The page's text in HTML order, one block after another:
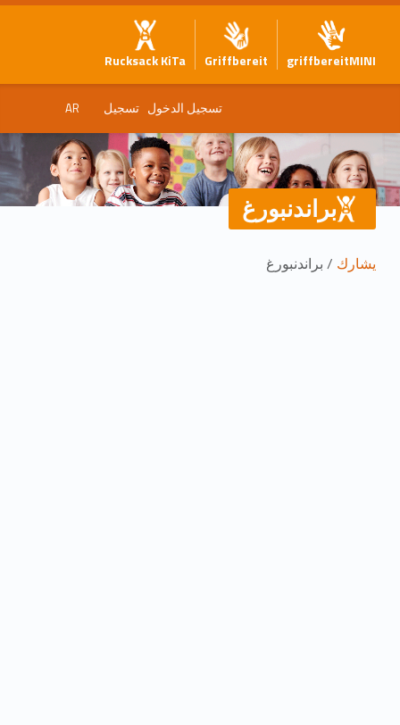
griffbereitMINI
Griffbereit
Rucksack KiTa
تسجيل الدخول تسجيل AR
براندنبورغ
يشارك / براندنبورغ